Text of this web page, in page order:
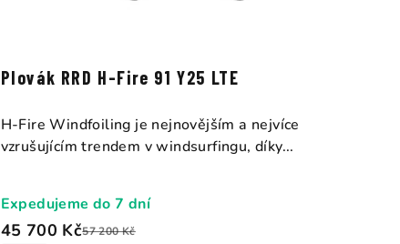
Plovák RRD H-Fire 91 Y25 LTE
45 700 Kč57 200 Kč
Expedujeme do 7 dní
H-Fire Windfoiling je nejnovějším a nejvíce
vzrušujícím trendem v windsurfingu, díky...